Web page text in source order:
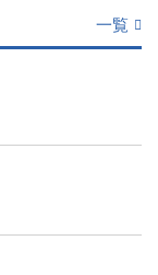
一覧